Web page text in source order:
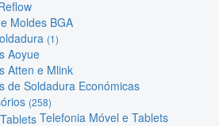
Moldes BGA
(1)
Aoyue
Atten e Mlink
de Soldadura Económicas
(258)
Telefonia Móvel e Tablets